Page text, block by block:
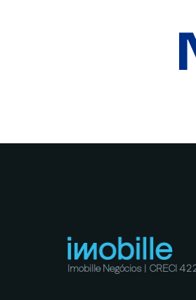
Imobille Negócios | CRECI